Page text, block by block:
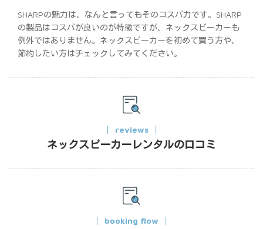
SHARPの魅力は、なんと言ってもそのコスパ力です。SHARP
の製品はコスパが良いのが特徴ですが、ネックスピーカーも
例外ではありません。ネックスピーカーを初めて買う方や、
節約したい方はチェックしてみてください。
reviews
ネックスピーカーレンタルの口コミ
booking flow